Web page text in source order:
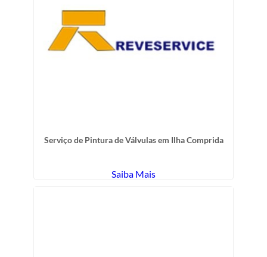
Serviço de Pintura de Válvulas em Ilha Comprida
Saiba Mais